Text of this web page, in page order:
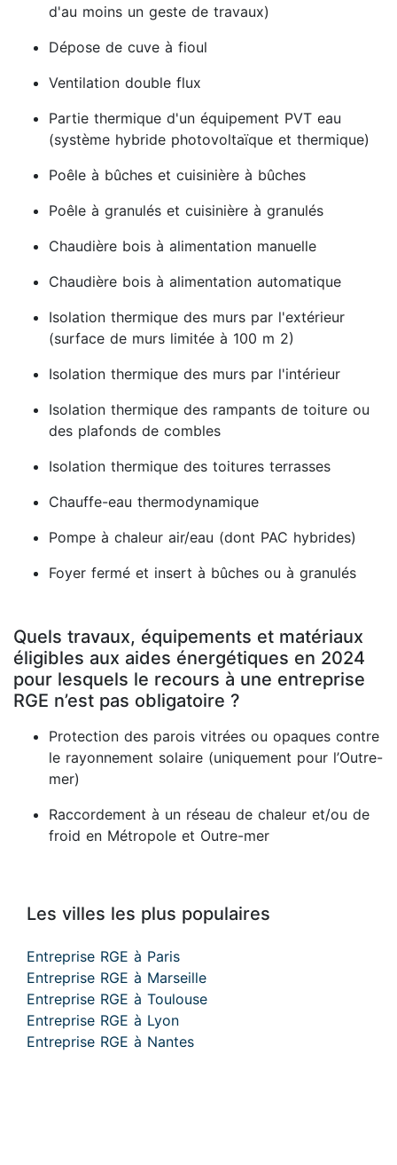
d'au moins un geste de travaux)
Dépose de cuve à fioul
Ventilation double flux
Partie thermique d'un équipement PVT eau
(système hybride photovoltaïque et thermique)
Poêle à bûches et cuisinière à bûches
Poêle à granulés et cuisinière à granulés
Chaudière bois à alimentation manuelle
Chaudière bois à alimentation automatique
Isolation thermique des murs par l'extérieur
(surface de murs limitée à 100 m 2)
Isolation thermique des murs par l'intérieur
Isolation thermique des rampants de toiture ou
des plafonds de combles
Isolation thermique des toitures terrasses
Chauffe-eau thermodynamique
Pompe à chaleur air/eau (dont PAC hybrides)
Foyer fermé et insert à bûches ou à granulés
Quels travaux, équipements et matériaux
éligibles aux aides énergétiques en 2024
pour lesquels le recours à une entreprise
RGE n’est pas obligatoire ?
Protection des parois vitrées ou opaques contre
le rayonnement solaire (uniquement pour l’Outre-
mer)
Raccordement à un réseau de chaleur et/ou de
froid en Métropole et Outre-mer
Les villes les plus populaires
Entreprise RGE à Paris
Entreprise RGE à Marseille
Entreprise RGE à Toulouse
Entreprise RGE à Lyon
Entreprise RGE à Nantes